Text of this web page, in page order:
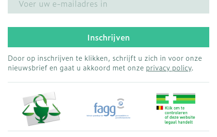
Inschrijven
Door op inschrijven te klikken, schrijft u zich in voor onze
nieuwsbrief en gaat u akkoord met onze privacy policy.